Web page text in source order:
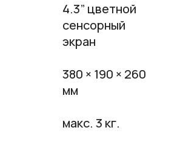
4.3” цветной
сенсорный
экран
380 × 190 × 260
мм
макс. 3 кг.